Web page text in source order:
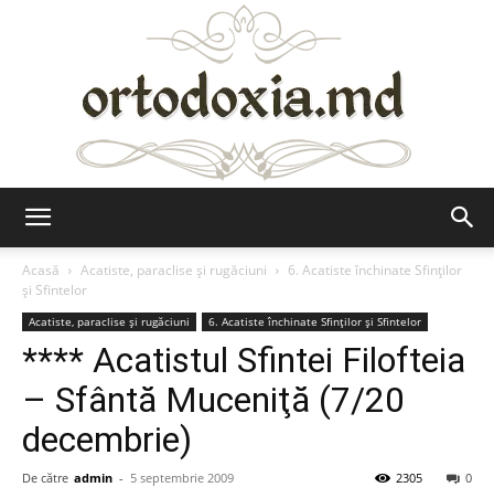
Acasă
Acatiste, paraclise și rugăciuni
6. Acatiste închinate Sfinților
și Sfintelor
Acatiste, paraclise și rugăciuni 6. Acatiste închinate Sfinților și Sfintelor
**** Acatistul Sfintei Filofteia
– Sfântă Muceniţă (7/20
decembrie)
De către admin - 5 septembrie 2009 0
2305